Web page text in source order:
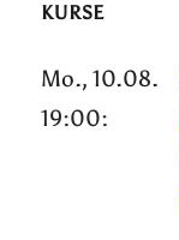
KURSE
Mo., 10.08.
19:00: